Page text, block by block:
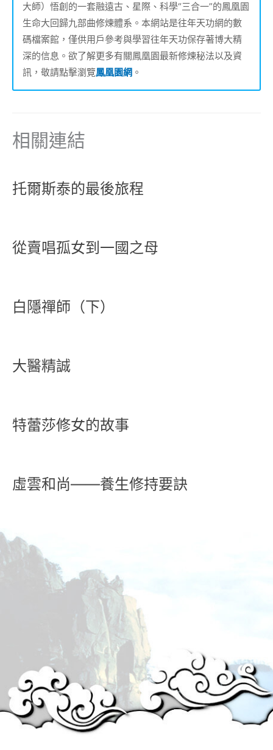
大師）悟創的一套融遠古、星際、科學“三合一”的鳳凰園
生命大回歸九部曲修煉體系。本網站是往年天功網的數
碼檔案館，僅供用戶參考與學習往年天功保存著博大精
深的信息。欲了解更多有關鳳凰園最新修煉秘法以及資
訊，敬請點擊瀏覽鳳凰園網 。
相關連結
托爾斯泰的最後旅程
從賣唱孤女到一國之母
白隱禪師（下）
大醫精誠
特蕾莎修女的故事
虛雲和尚——養生修持要訣